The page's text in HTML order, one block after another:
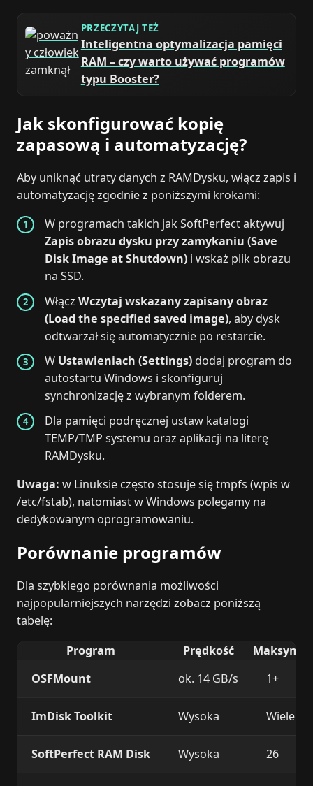
PRZECZYTAJ TEŻ
Inteligentna optymalizacja pamięci
RAM – czy warto używać programów
typu Booster?
Jak skonfigurować kopię
zapasową i automatyzację?
Aby uniknąć utraty danych z RAMDysku, włącz zapis i
automatyzację zgodnie z poniższymi krokami:
W programach takich jak SoftPerfect aktywuj
Zapis obrazu dysku przy zamykaniu (Save
Disk Image at Shutdown) i wskaż plik obrazu
na SSD.
WłączWczytaj wskazany zapisany obraz
(Load the specified saved image), aby dysk
odtwarzał się automatycznie po restarcie.
W Ustawieniach (Settings) dodaj program do
autostartu Windows i skonfiguruj
synchronizację z wybranym folderem.
Dla pamięci podręcznej ustaw katalogi
TEMP/TMP systemu oraz aplikacji na literę
RAMDysku.
Uwaga: w Linuksie często stosuje się tmpfs (wpis w
/etc/fstab), natomiast w Windows polegamy na
dedykowanym oprogramowaniu.
Porównanie programów
Dla szybkiego porównania możliwości
najpopularniejszych narzędzi zobacz poniższą
tabelę:
Program
Prędkość
OSFMount
ok. 14 GB/s 1+
ImDisk Toolkit Wysoka Wiele
SoftPerfect RAM Disk Wysoka 26